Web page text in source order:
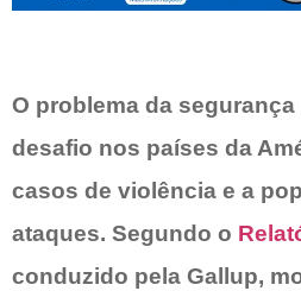
O problema da
desafio nos países da
casos de violência e a
ataques. Segundo o
conduzido pela Gallup,